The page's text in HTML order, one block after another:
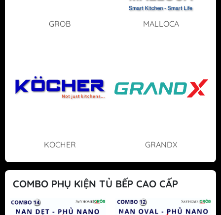
GROB MALLOCA
KOCHER GRANDX
COMBO PHỤ KIỆN TỦ BẾP CAO CẤP